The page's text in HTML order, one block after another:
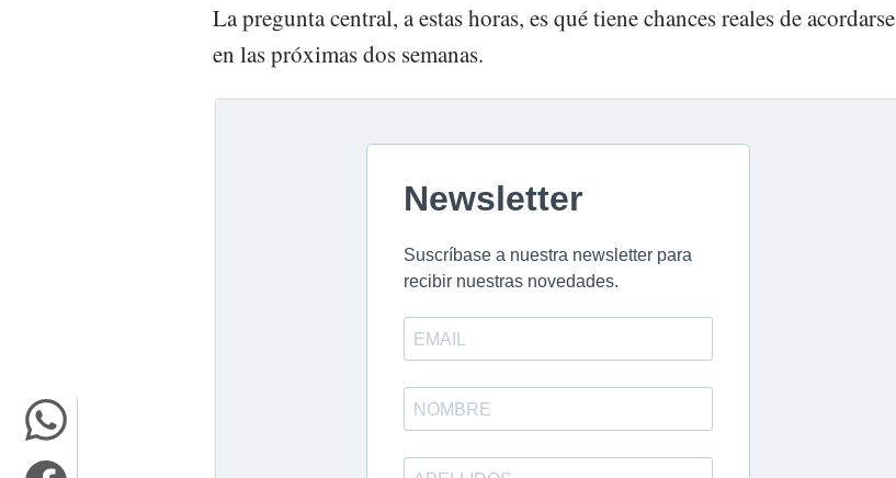
La pregunta central, a estas horas, es qué tiene chances reales de acordarse
en las próximas dos semanas.